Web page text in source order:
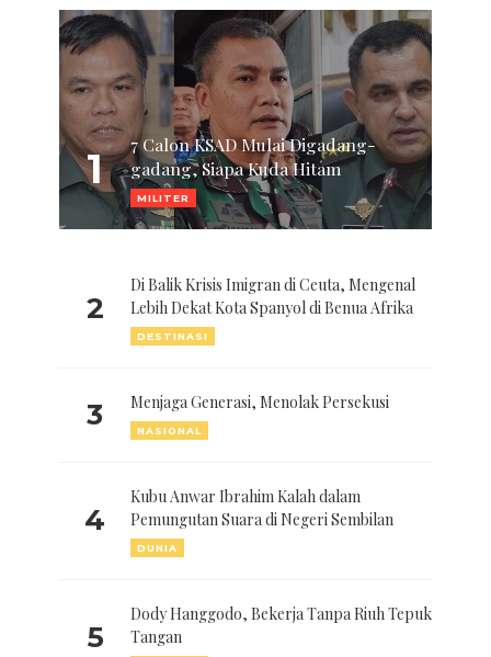
1
7 Calon KSAD Mulai Digadang-
gadang, Siapa Kuda Hitam
MILITER
2
Di Balik Krisis Imigran di Ceuta, Mengenal
Lebih Dekat Kota Spanyol di Benua Afrika
DESTINASI
3 Menjaga Generasi, Menolak Persekusi
NASIONAL
4
Kubu Anwar Ibrahim Kalah dalam
Pemungutan Suara di Negeri Sembilan
DUNIA
5
Dody Hanggodo, Bekerja Tanpa Riuh Tepuk
Tangan